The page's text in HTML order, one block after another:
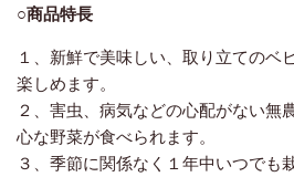
○商品特長
１、新鮮で美味しい、取り立てのベ
楽しめます。
２、害虫、病気などの心配がない無
心な野菜が食べられます。
３、季節に関係なく１年中いつでも